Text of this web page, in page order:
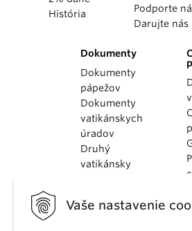
Vaše nastavenie
História
Podporte
Darujte nás
Dokumenty
Dokumenty
pápežov
Dokumenty
vatikánskych
úradov
Druhý
vatikánsky
KBS